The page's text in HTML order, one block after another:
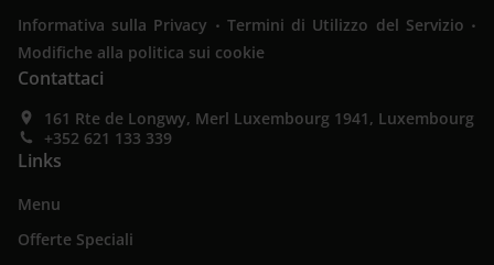
Informativa sulla Privacy . Termini di Utilizzo del Servizio .
Modifiche alla politica sui cookie
Contattaci
161 Rte de Longwy, Merl Luxembourg 1941, Luxembourg
+352 621 133 339
Links
Menu
Offerte Speciali